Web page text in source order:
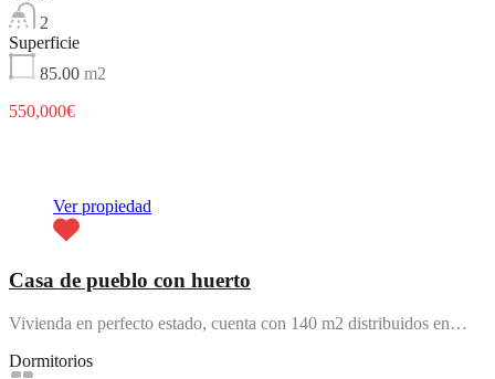
2
Superficie
85.00 m2
550,000€
Ver propiedad
Casa de pueblo con huerto
Vivienda en perfecto estado, cuenta con 140 m2 distribuidos en…
Dormitorios